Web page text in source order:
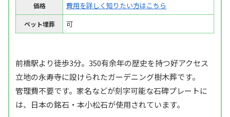
価格 費用を詳しく知りたい方はこちら
ペット埋葬 可
前橋駅より徒歩3分。350有余年の歴史を持つ好アクセス
立地の永寿寺に設けられたガーデニング樹木葬です。
管理費不要です。家名などが刻字可能な石碑プレートに
は、日本の銘石・本小松石が使用されています。